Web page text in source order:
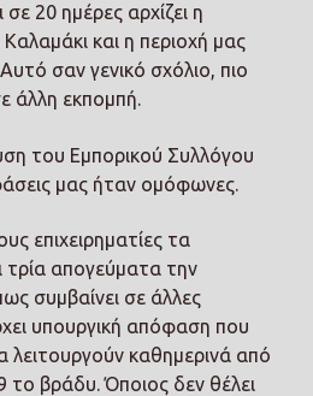
20 ημέρες αρχίζει η
και η περιοχή μας
σαν γενικό σχόλιο, πιο
άλλη εκπομπή.
του Εμπορικού Συλλόγου
μας ήταν ομόφωνες.
επιχειρηματίες τα
τρία απογεύματα την
συμβαίνει σε άλλες
υπουργική απόφαση που
λειτουργούν καθημερινά από
το βράδυ. Όποιος δεν θέλει